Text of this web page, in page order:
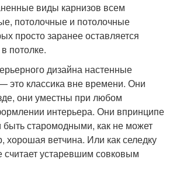
виды карнизов всем
потолочные и потолочные
просто заранее оставляется
потолке.
дизайна настенные
это классика вне времени. Они
они уместны при любом
интерьера. Они впринципе
быть старомодными, как не может
хорошая ветчина. Или как селедку
считает устаревшим совковым